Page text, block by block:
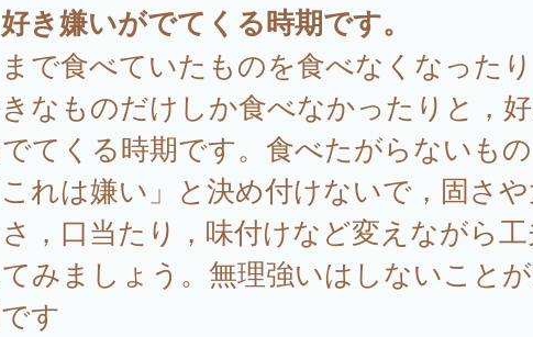
好き嫌いがでてくる時期です。
で食べていたものを食べなくなったり
なものだけしか食べなかったりと，
てくる時期です。食べたがらないも
れは嫌い」と決め付けないで，固さ
，口当たり，味付けなど変えながら工
みましょう。無理強いはしないこと
す